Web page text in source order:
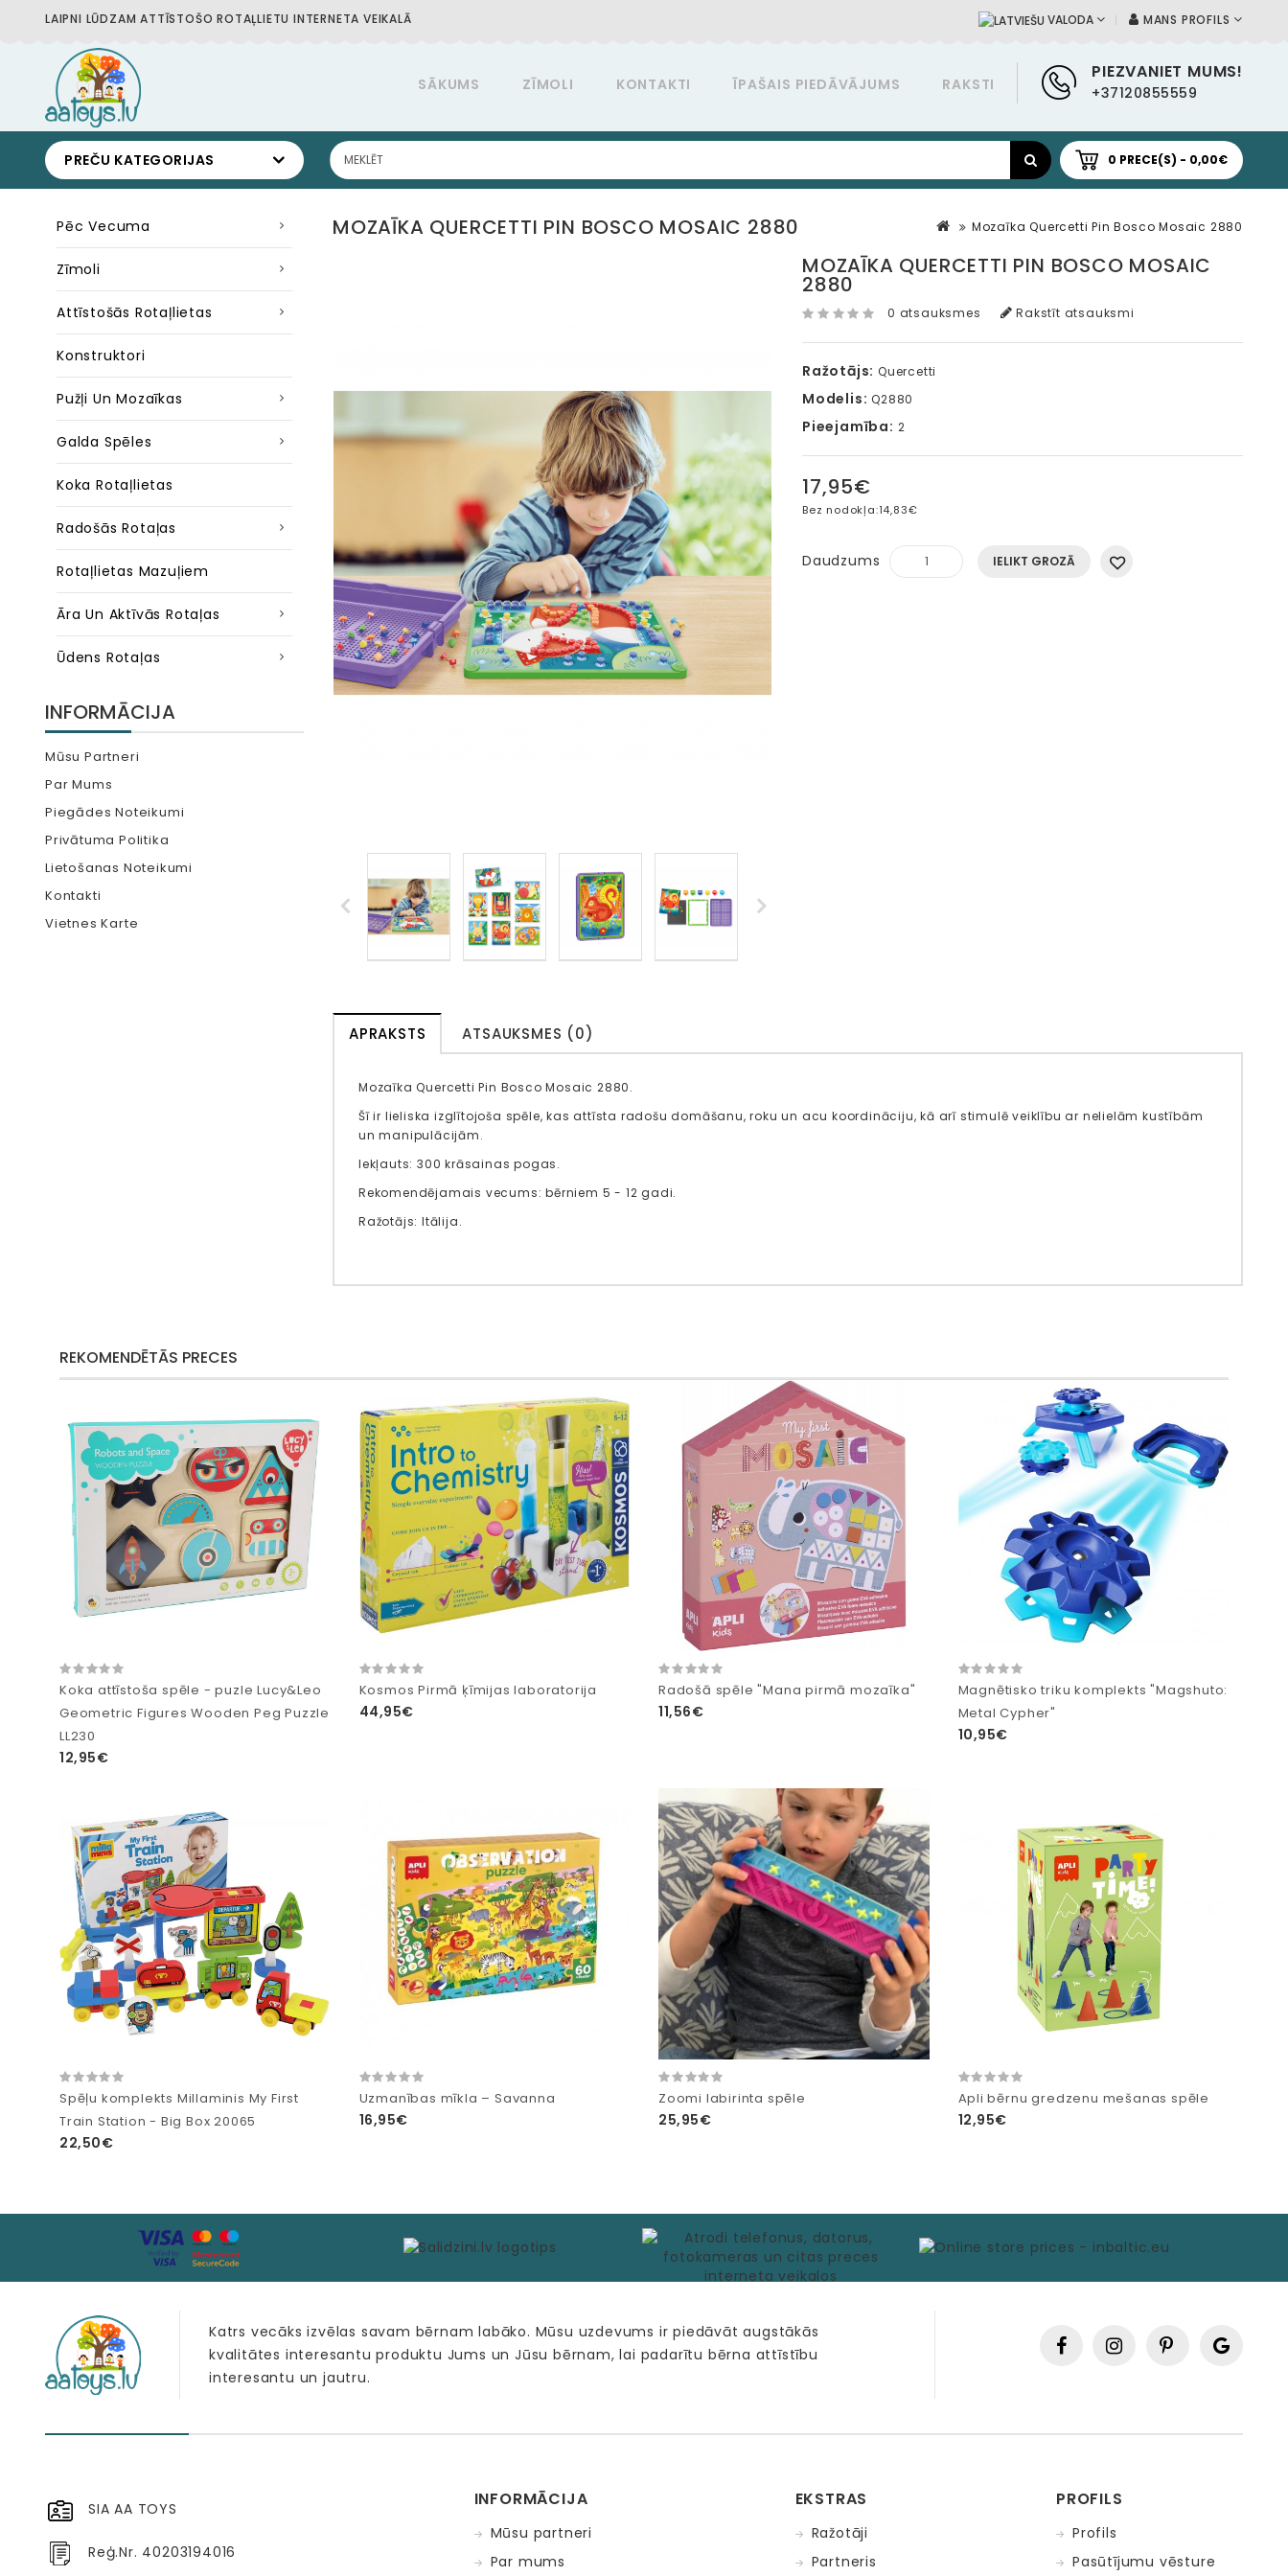
LAIPNI LŪDZAM ATTĪSTOŠO ROTAĻLIETU INTERNETA VEIKALĀ MANS PROFILS
VALODA
PIEZVANIET MUMS!
+37120855559
SĀKUMS ZĪMOLI KONTAKTI ĪPAŠAIS PIEDĀVĀJUMS RAKSTI
PREČU KATEGORIJAS 0 PRECE(S) - 0,00€
Pēc Vecuma
Zīmoli
Attīstošās Rotaļlietas
Konstruktori
Pužļi Un Mozaīkas
Galda Spēles
Koka Rotaļlietas
Radošās Rotaļas
Rotaļlietas Mazuļiem
Āra Un Aktīvās Rotaļas
Ūdens Rotaļas
INFORMĀCIJA
Mūsu Partneri
Par Mums
Piegādes Noteikumi
Privātuma Politika
Lietošanas Noteikumi
Kontakti
Vietnes Karte
Mozaīka Quercetti Pin Bosco Mosaic 2880
MOZAĪKA QUERCETTI PIN BOSCO MOSAIC 2880
MOZAĪKA QUERCETTI PIN BOSCO MOSAIC
2880
0 atsauksmes Rakstīt atsauksmi
Ražotājs: Quercetti
Modelis: Q2880
Pieejamība: 2
17,95€
Bez nodokļa:14,83€
Daudzums IELIKT GROZĀ
APRAKSTS ATSAUKSMES (0)
Mozaīka Quercetti Pin Bosco Mosaic 2880.
Šī ir lieliska izglītojoša spēle, kas attīsta radošu domāšanu, roku un acu koordināciju, kā arī stimulē veiklību ar nelielām kustībām
un manipulācijām.
Iekļauts: 300 krāsainas pogas.
Rekomendējamais vecums: bērniem 5 - 12 gadi.
Ražotājs: Itālija.
REKOMENDĒTĀS PRECES
Koka attīstoša spēle - puzle Lucy&Leo
Geometric Figures Wooden Peg Puzzle
LL230
12,95€
Kosmos Pirmā ķīmijas laboratorija
44,95€
Radošā spēle "Mana pirmā mozaīka"
11,56€
Magnētisko triku komplekts "Magshuto:
Metal Cypher"
10,95€
Spēļu komplekts Millaminis My First
Train Station - Big Box 20065
22,50€
Uzmanības mīkla – Savanna
16,95€
Zoomi labirinta spēle
25,95€
Apli bērnu gredzenu mešanas spēle
12,95€
Katrs vecāks izvēlas savam bērnam labāko. Mūsu uzdevums ir piedāvāt augstākās
kvalitātes interesantu produktu Jums un Jūsu bērnam, lai padarītu bērna attīstību
interesantu un jautru.
SIA AA TOYS
Reģ.Nr. 40203194016
INFORMĀCIJA
Mūsu partneri
Par mums
EKSTRAS
Ražotāji
Partneris
PROFILS
Profils
Pasūtījumu vēsture